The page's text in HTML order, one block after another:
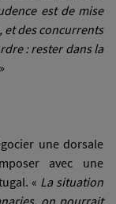
est de mise
et des concurrents
: rester dans la
»
une dorsale
avec une
« La situation
on pourrait